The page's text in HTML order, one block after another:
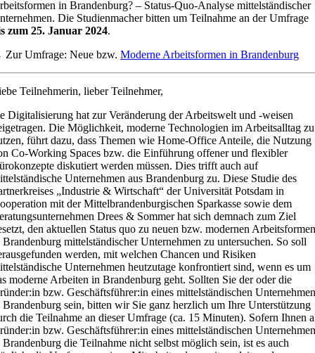
in Brandenburg? – Status-Quo-Analyse mittelständischer
Die Studienmacher bitten um Teilnahme an der Umfrage
zum 25. Januar 2024.
Umfrage: Neue bzw. Moderne Arbeitsformen in Brandenburg
Teilnehmerin, lieber Teilnehmer,
Digitalisierung hat zur Veränderung der Arbeitswelt und -weisen
Die Möglichkeit, moderne Technologien im Arbeitsalltag zu
führt dazu, dass Themen wie Home-Office Anteile, die Nutzung
Co-Working Spaces bzw. die Einführung offener und flexibler
diskutiert werden müssen. Dies trifft auch auf
Unternehmen aus Brandenburg zu. Diese Studie des
„Industrie & Wirtschaft“ der Universität Potsdam in
mit der Mittelbrandenburgischen Sparkasse sowie dem
Drees & Sommer hat sich demnach zum Ziel
den aktuellen Status quo zu neuen bzw. modernen Arbeitsformen
Brandenburg mittelständischer Unternehmen zu untersuchen. So soll
werden, mit welchen Chancen und Risiken
Unternehmen heutzutage konfrontiert sind, wenn es um
moderne Arbeiten in Brandenburg geht. Sollten Sie der oder die
bzw. Geschäftsführer:in eines mittelständischen
Brandenburg sein, bitten wir Sie ganz herzlich um Ihre Unterstützung
die Teilnahme an dieser Umfrage (ca. 15 Minuten). Sofern Ihnen
bzw. Geschäftsführer:in eines mittelständischen
Brandenburg die Teilnahme nicht selbst möglich sein, ist es auch